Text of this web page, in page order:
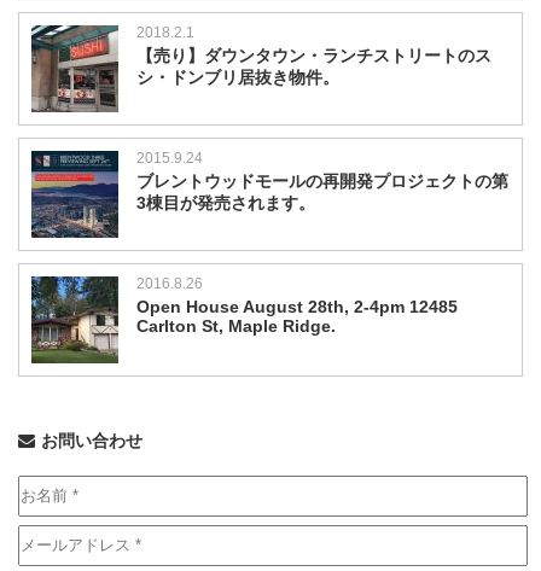
2018.2.1
【売り】ダウンタウン・ランチストリートのス
シ・ドンブリ居抜き物件。
2015.9.24
ブレントウッドモールの再開発プロジェクトの第
3棟目が発売されます。
2016.8.26
Open House August 28th, 2-4pm 12485
Carlton St, Maple Ridge.
お問い合わせ